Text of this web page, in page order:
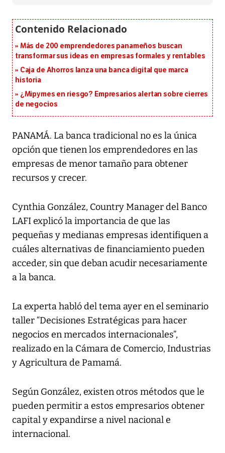
Más de 200 emprendedores panameños buscan
transformar sus ideas en empresas formales y rentables
Caja de Ahorros lanza una banca digital que marca
historia
¿Mipymes en riesgo? Empresarios alertan sobre cierres
de negocios
PANAMÁ. La banca tradicional no es la única
opción que tienen los emprendedores en las
empresas de menor tamaño para obtener
recursos y crecer.
Cynthia González, Country Manager del Banco
LAFI explicó la importancia de que las
pequeñas y medianas empresas identifiquen a
cuáles alternativas de financiamiento pueden
acceder, sin que deban acudir necesariamente
a la banca.
La experta habló del tema ayer en el seminario
taller “Decisiones Estratégicas para hacer
negocios en mercados internacionales”,
realizado en la Cámara de Comercio, Industrias
y Agricultura de Pamamá.
Según González, existen otros métodos que le
pueden permitir a estos empresarios obtener
capital y expandirse a nivel nacional e
internacional.